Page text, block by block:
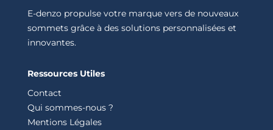
E-denzo propulse votre marque vers de nouveaux
sommets grâce à des solutions personnalisées et
innovantes.
Ressources Utiles
Contact
Qui sommes-nous ?
Mentions Légales